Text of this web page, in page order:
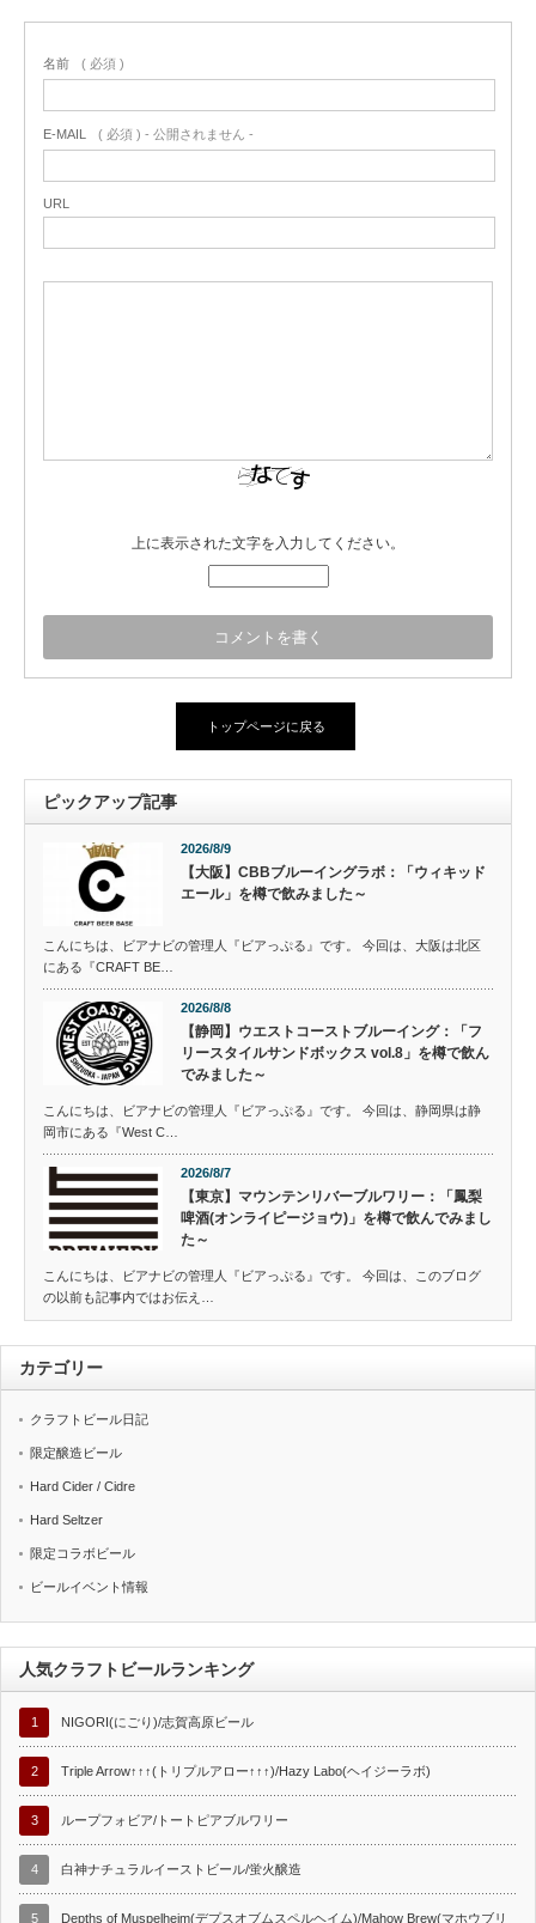
名前 ( 必須 )
E-MAIL ( 必須 ) - 公開されません -
URL
上に表示された文字を入力してください。
トップページに戻る
ピックアップ記事
2026/8/9
【大阪】CBBブルーイングラボ：「ウィキッド
エール」を樽で飲みました～
こんにちは、ビアナビの管理人『ビアっぷる』です。 今回は、大阪は北区
にある『CRAFT BE…
2026/8/8
【静岡】ウエストコーストブルーイング：「フ
リースタイルサンドボックス vol.8」を樽で飲ん
でみました～
こんにちは、ビアナビの管理人『ビアっぷる』です。 今回は、静岡県は静
岡市にある『West C…
2026/8/7
【東京】マウンテンリバーブルワリー：「鳳梨
啤酒(オンライピージョウ)」を樽で飲んでみまし
た～
こんにちは、ビアナビの管理人『ビアっぷる』です。 今回は、このブログ
の以前も記事内ではお伝え…
カテゴリー
クラフトビール日記
限定醸造ビール
Hard Cider / Cidre
Hard Seltzer
限定コラボビール
ビールイベント情報
人気クラフトビールランキング
1 NIGORI(にごり)/志賀高原ビール
2 Triple Arrow↑↑↑(トリプルアロー↑↑↑)/Hazy Labo(ヘイジーラボ)
3 ループフォビア/トートピアブルワリー
4 白神ナチュラルイーストビール/蛍火醸造
5 Depths of Muspelheim(デプスオブムスペルヘイム)/Mahow Brew(マホウブリ